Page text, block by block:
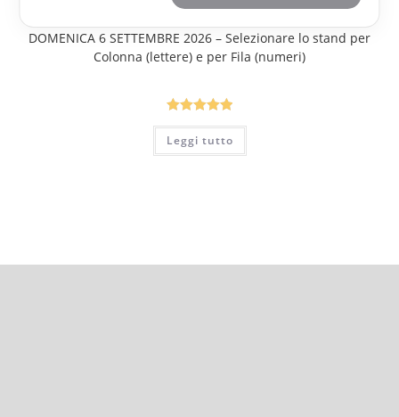
DOMENICA 6 SETTEMBRE 2026 – Selezionare lo stand per
Colonna (lettere) e per Fila (numeri)
Valutato
5.00su 5
Leggi tutto